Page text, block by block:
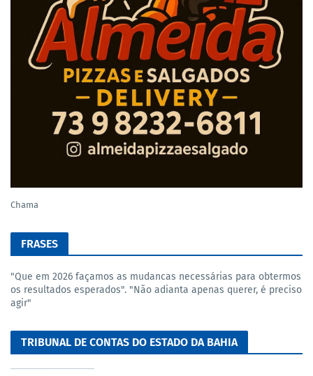
Chama
FRASES
"Que em 2026 façamos as mudancas necessárias para obtermos
os resultados esperados". "Não adianta apenas querer, é preciso
agir"
TRIBUNAL DE CONTAS DO ESTADO DA BAHIA